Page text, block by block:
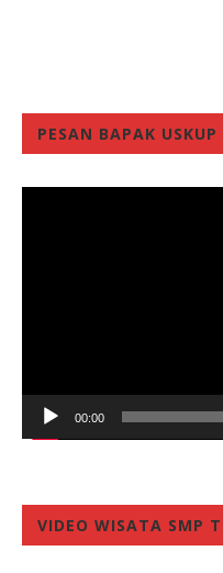
PESAN BAPAK
00:00
VIDEO WISATA SMP